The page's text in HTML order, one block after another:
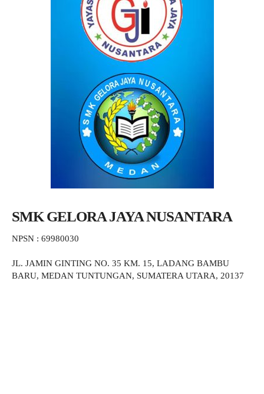
SMK GELORA JAYA NUSANTARA
NPSN : 69980030
JL. JAMIN GINTING NO. 35 KM. 15, LADANG BAMBU
BARU, MEDAN TUNTUNGAN, SUMATERA UTARA, 20137